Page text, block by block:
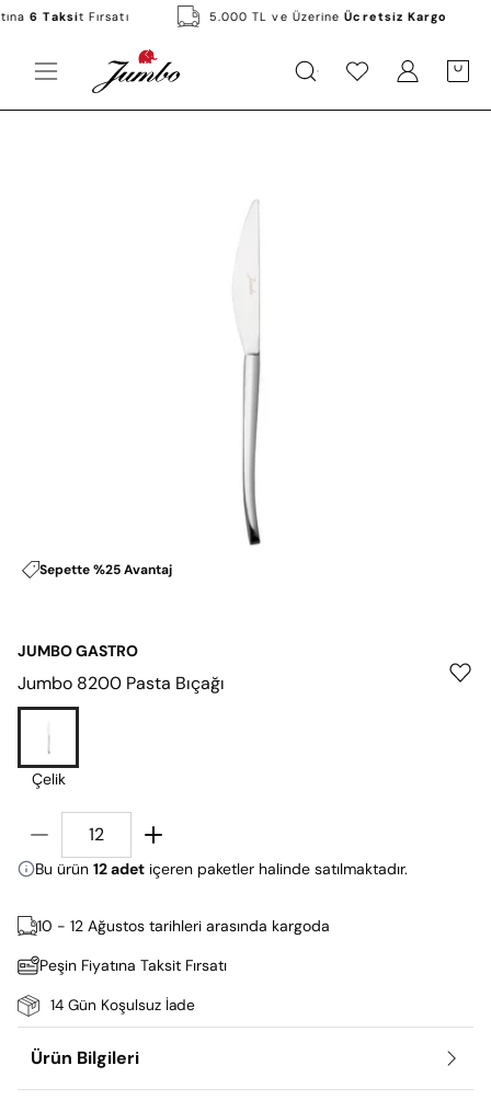
Skip
content
6 Taksi t Fırsatı 5.000 TL ve ÜzerineÜcretsiz Kargo
Open
navigation
KATEGORILERMARKALAR KAMPANYALAR Hesabım OPEN
Hesabım
Sepette %25 Avantaj
JUMBO GASTRO
Jumbo 8200 Pasta Bıçağı
Çelik
Bu ürün 12 adet içeren paketler halinde satılmaktadır.
10 - 12 Ağustos tarihleri arasında kargoda
Peşin Fiyatına Taksit Fırsatı
14 Gün Koşulsuz İade
Ürün Bilgileri